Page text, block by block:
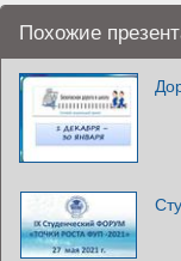
Похожие